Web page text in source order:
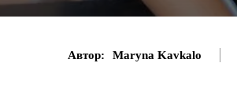
Автор: Maryna Kavkalo